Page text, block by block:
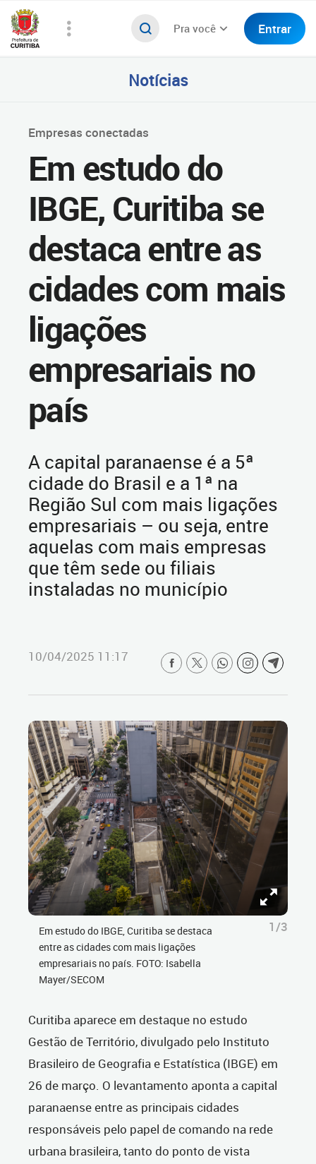
Pra você Entrar
Notícias
Empresas conectadas
Em estudo do
IBGE, Curitiba se
destaca entre as
cidades com mais
ligações
empresariais no
país
A capital paranaense é a 5ª
cidade do Brasil e a 1ª na
Região Sul com mais ligações
empresariais – ou seja, entre
aquelas com mais empresas
que têm sede ou filiais
instaladas no município
10/04/2025 11:17
Em estudo do IBGE, Curitiba se destaca
entre as cidades com mais ligações
empresariais no país. FOTO: Isabella
Mayer/SECOM
1/3
Curitiba aparece em destaque no estudo
Gestão de Território, divulgado pelo Instituto
Brasileiro de Geografia e Estatística (IBGE) em
26 de março. O levantamento aponta a capital
paranaense entre as principais cidades
responsáveis pelo papel de comando na rede
urbana brasileira, tanto do ponto de vista